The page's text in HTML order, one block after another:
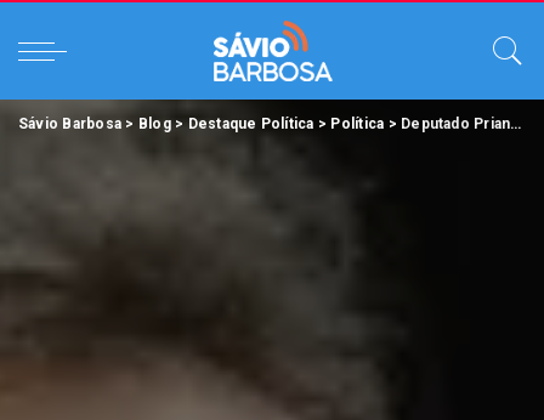
Sávio Barbosa > Blog> Destaque Política > Política > Deputado Priante é escolhido coordenador da bancada paraense em Brasília.